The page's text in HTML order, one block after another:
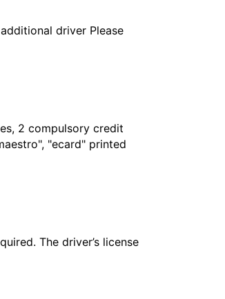
driver Please
2 compulsory credit
"ecard" printed
The driver’s license